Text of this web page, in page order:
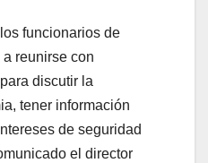
funcionarios de
reunirse con
discutir la
tener información
de seguridad
el director